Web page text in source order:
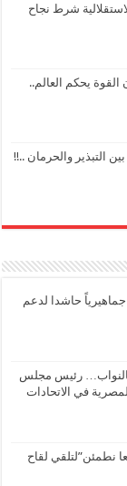
شرط نجاح
يحكم العالم..
التبذير والحرمان ..!!
حاشدا لدعم
بالنواب… رئيس مجلس
في الاتحادات
نطمئن”لتلقي لقاح